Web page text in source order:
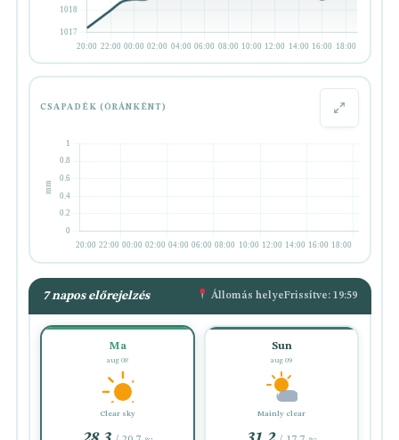
CSAPADÉK (ÓRÁNKÉNT)
7 napos előrejelzés Állomás helyeFrissítve: 19:59
Ma
aug 08
Clear sky
Sun
aug 09
Mainly clear